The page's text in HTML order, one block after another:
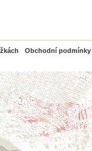
Obchodní podmínky
PayPal